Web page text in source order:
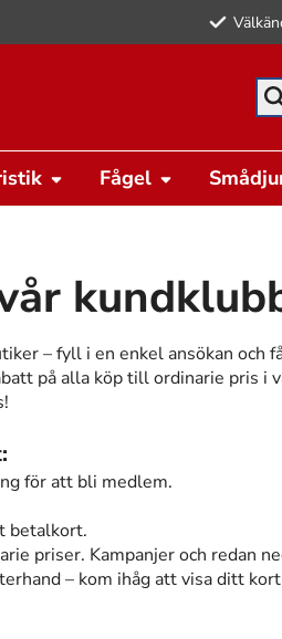
Fågel
– fyll i en enkel ansökan och
på alla köp till ordinarie pris i
för att bli medlem.
betalkort.
priser. Kampanjer och redan
– kom ihåg att visa ditt kort